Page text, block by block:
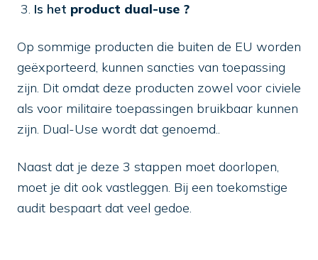
Is het product dual-use ?
Op sommige producten die buiten de EU worden
geëxporteerd, kunnen sancties van toepassing
zijn. Dit omdat deze producten zowel voor civiele
als voor militaire toepassingen bruikbaar kunnen
zijn. Dual-Use wordt dat genoemd..
Naast dat je deze 3 stappen moet doorlopen,
moet je dit ook vastleggen. Bij een toekomstige
audit bespaart dat veel gedoe.